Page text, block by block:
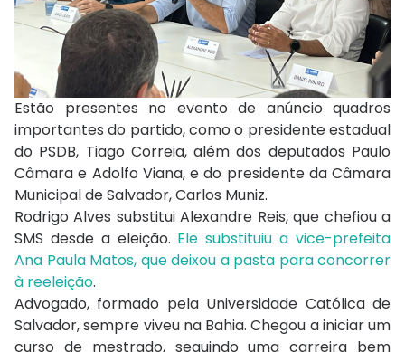
Estão presentes no evento de anúncio quadros
importantes do partido, como o presidente estadual
do PSDB, Tiago Correia, além dos deputados Paulo
Câmara e Adolfo Viana, e do presidente da Câmara
Municipal de Salvador, Carlos Muniz.
Rodrigo Alves substitui Alexandre Reis, que chefiou a
SMS desde a eleição. Ele substituiu a vice-prefeita
Ana Paula Matos, que deixou a pasta para concorrer
à reeleição.
Advogado, formado pela Universidade Católica de
Salvador, sempre viveu na Bahia. Chegou a iniciar um
curso de mestrado, seguindo uma carreira bem